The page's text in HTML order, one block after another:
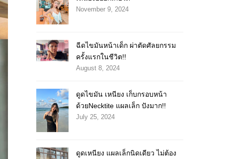
November 9, 2024
ฉีดไขมันหน้าเด็ก ผ่าตัดศัลยกรรม
ครั้งแรกในชีวิต!!
August 8, 2024
ดูดไขมัน เหนียง เก็บกรอบหน้า
ด้วยNecktite แผลเล็ก ปังมาก!!
July 25, 2024
ดูดเหนียง แผลเล็กนิดเดียว ไม่ต้อง